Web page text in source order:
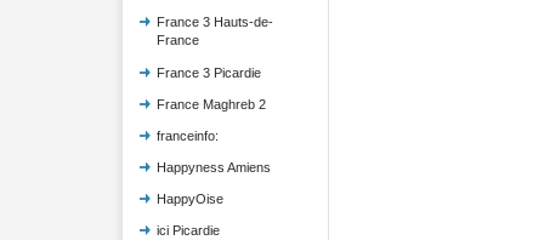
France 3 Hauts-de-
France
France 3 Picardie
France Maghreb 2
franceinfo:
Happyness Amiens
HappyOise
ici Picardie